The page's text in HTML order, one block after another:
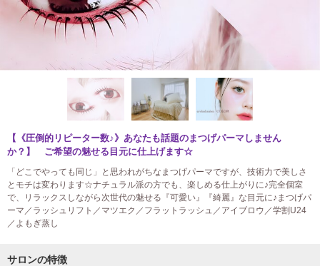
【《圧倒的リピーター数♪》あなたも話題のまつげパーマしません
か？】 ご希望の魅せる目元に仕上げます☆
「どこでやっても同じ」と思われがちなまつげパーマですが、技術力で美しさ
とモチは変わります☆ナチュラル派の方でも、楽しめる仕上がりに♪完全個室
で、リラックスしながら次世代の魅せる『可愛い』『綺麗』な目元に♪まつげパ
ーマ／ラッシュリフト／マツエク／フラットラッシュ／アイブロウ／学割U24
／よもぎ蒸し
サロンの特徴